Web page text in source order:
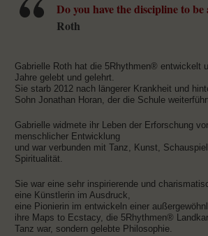
Do you have the discipline to
Roth
Gabrielle Roth hat die 5Rhythmen® entwickelt
Jahre gelebt und gelehrt.
Sie starb 2012 nach längerer Krankheit und
Sohn Jonathan Horan, der die Schule
Gabrielle widmete ihr Leben der Erforschung
menschlicher Entwicklung
und war verbunden mit Tanz, Kunst,
Spiritualität.
Sie war eine sehr inspirierende und
eine Künstlerin im Ausdruck,
eine Pionierin im entwickeln einer
ihre Maps to Ecstacy, die 5Rhythmen®
Tanz war, sondern gelebte Philosophie.